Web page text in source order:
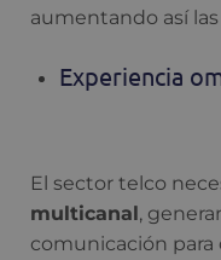
aumentando así
Experiencia
El sector telco
multicanal,
comunicación para